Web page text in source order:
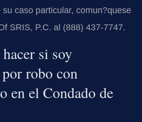
caso particular, comun?quese
SRIS, P.C. al (888) 437-7747.
si soy
robo con
en el Condado de